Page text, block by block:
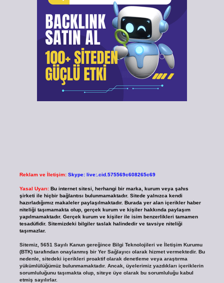
Reklam ve İletişim: Skype: live:.cid.575569c608265c69
Yasal Uyarı: Bu internet sitesi, herhangi bir marka, kurum veya şahıs
şirketi ile hiçbir bağlantısı bulunmamaktadır. Sitede yalnızca kendi
hazırladığımız makaleler paylaşılmaktadır. Burada yer alan içerikler haber
niteliği taşımamakta olup, gerçek kurum ve kişiler hakkında paylaşım
yapılmamaktadır. Gerçek kurum ve kişiler ile isim benzerlikleri tamamen
tesadüfidir. Sitemizdeki bilgiler taslak halindedir ve tavsiye niteliği
taşımazlar.
Sitemiz, 5651 Sayılı Kanun gereğince Bilgi Teknolojileri ve İletişim Kurumu
(BTK) tarafından onaylanmış bir Yer Sağlayıcı olarak hizmet vermektedir. Bu
nedenle, sitedeki içerikleri proaktif olarak denetleme veya araştırma
yükümlülüğümüz bulunmamaktadır. Ancak, üyelerimiz yazdıkları içeriklerin
sorumluluğunu taşımakta olup, siteye üye olarak bu sorumluluğu kabul
etmiş sayılırlar.